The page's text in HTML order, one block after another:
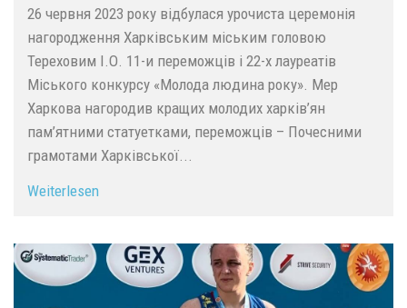
26 червня 2023 року відбулася урочиста церемонія
нагородження Харківським міським головою
Тереховим І.О. 11-и переможців і 22-х лауреатів
Міського конкурсу «Молода людина року». Мер
Харкова нагородив кращих молодих харків’ян
пам’ятними статуетками, переможців – Почесними
грамотами Харківської...
Weiterlesen